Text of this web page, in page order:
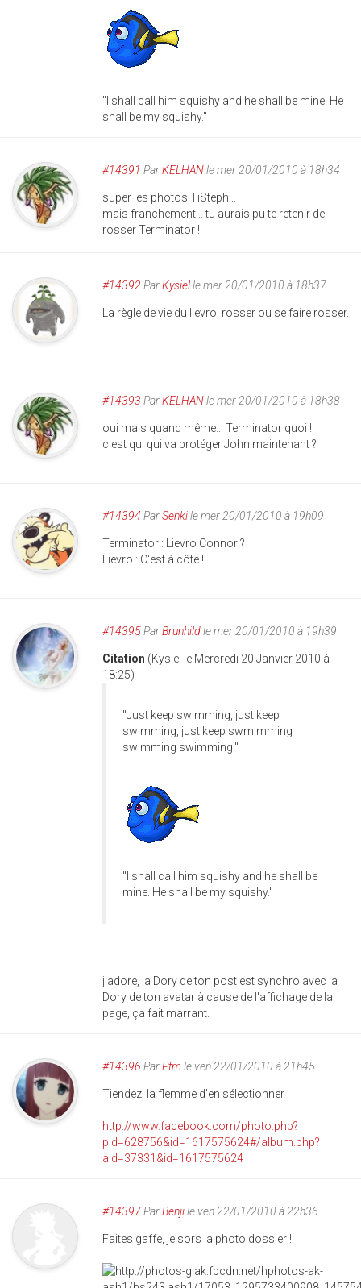
"I shall call him squishy and he shall be mine. He
shall be my squishy."
#14391 ParKELHANle mer 20/01/2010 à 18h34
super les photos TiSteph...
mais franchement... tu aurais pu te retenir de
rosser Terminator !
#14392 ParKysielle mer 20/01/2010 à 18h37
La règle de vie du lievro: rosser ou se faire rosser.
#14393 ParKELHANle mer 20/01/2010 à 18h38
oui mais quand même... Terminator quoi !
c'est qui qui va protéger John maintenant ?
#14394 ParSenkile mer 20/01/2010 à 19h09
Terminator : Lievro Connor ?
Lievro : C'est à côté !
#14395ParBrunhildle mer 20/01/2010 à 19h39
Citation (Kysiel le Mercredi 20 Janvier 2010 à
18:25)
"Just keep swimming, just keep
swimming, just keep swmimming
swimming swimming."
"I shall call him squishy and he shall be
mine. He shall be my squishy."
j'adore, la Dory de ton post est synchro avec la
Dory de ton avatar à cause de l'affichage de la
page, ça fait marrant.
#14396 ParPtmle ven 22/01/2010 à 21h45
Tiendez, la flemme d'en sélectionner :
http://www.facebook.com/photo.php?
pid=628756&id=1617575624#/album.php?
aid=37331&id=1617575624
#14397ParBenjile ven 22/01/2010 à 22h36
Faites gaffe, je sors la photo dossier !